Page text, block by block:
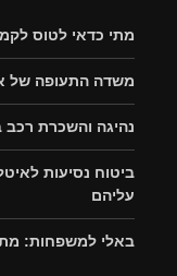
מתי כדאי לטוס
משדה התעופה של
נהיגה והשכרת רכב
ביטוח נסיעות
עליהם
באלי למשפחות: מתי